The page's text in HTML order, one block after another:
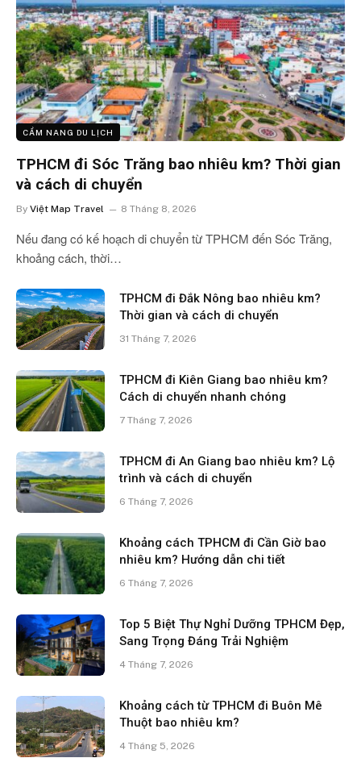
CẨM NANG DU LỊCH
TPHCM đi Sóc Trăng bao nhiêu km? Thời gian
và cách di chuyển
By Việt Map Travel 8 Tháng 8, 2026
Nếu đang có kế hoạch di chuyển từ TPHCM đến Sóc Trăng,
khoảng cách, thời…
TPHCM đi Đắk Nông bao nhiêu km?
Thời gian và cách di chuyển
31 Tháng 7, 2026
TPHCM đi Kiên Giang bao nhiêu km?
Cách di chuyển nhanh chóng
7 Tháng 7, 2026
TPHCM đi An Giang bao nhiêu km? Lộ
trình và cách di chuyển
6 Tháng 7, 2026
Khoảng cách TPHCM đi Cần Giờ bao
nhiêu km? Hướng dẫn chi tiết
6 Tháng 7, 2026
Top 5 Biệt Thự Nghỉ Dưỡng TPHCM Đẹp,
Sang Trọng Đáng Trải Nghiệm
4 Tháng 7, 2026
Khoảng cách từ TPHCM đi Buôn Mê
Thuột bao nhiêu km?
4 Tháng 5, 2026